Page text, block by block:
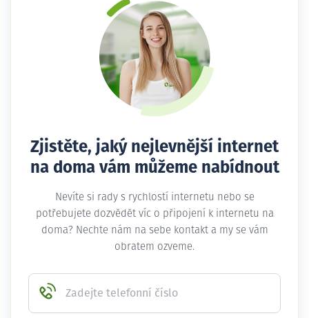
Zjistěte, jaký nejlevnější internet
na doma vám můžeme nabídnout
Nevíte si rady s rychlostí internetu nebo se
potřebujete dozvědět víc o připojení k internetu na
doma? Nechte nám na sebe kontakt a my se vám
obratem ozveme.
Zadejte telefonní číslo